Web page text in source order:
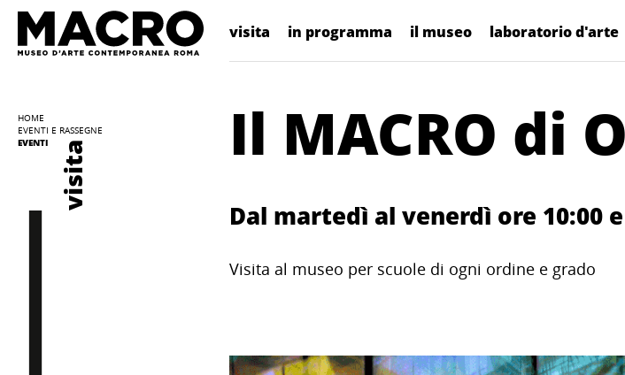
visita in programma il museo laboratorio d'arte
HOME
EVENTI E RASSEGNE
EVENTI
visita
Il MACRO di
Dal martedì al venerdì ore 10:00
Visita al museo per scuole di ogni ordine e grado